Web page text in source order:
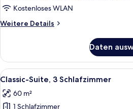
anzeigen
Kostenloses WLAN
Weitere Details
Weitere
Vierbettzimmer,
Balkon
Daten
Alle
Fotos
für
Ein
7
Classic-Suite, 3 Schlafzimmer
60 m²
1 Schlafzimmer